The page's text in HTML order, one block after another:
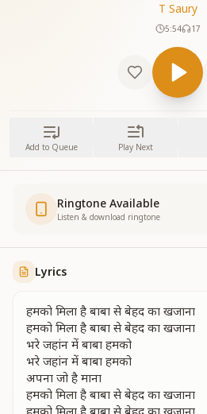
T Saury
5:54 17
Add to Queue Play Next
Ringtone Available
Listen & download ringtone
Lyrics
हमको मिला है बाबा से बेहद का खजाना
हमको मिला है बाबा से बेहद का खजाना
भरे जहांन में बाबा हमको
भरे जहांन में बाबा हमको
अपना जो है माना
हमको मिला है बाबा से बेहद का खजाना
हमको मिला है बाबा से बेहद का खजाना